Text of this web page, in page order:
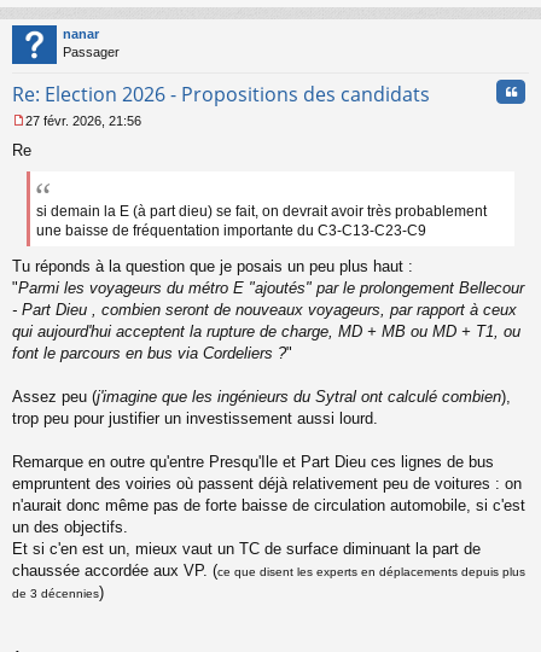
au
nanar
Passager
Re: Election 2026 - Propositions des candidats
e
s
n
o
n
l
u
27 févr. 2026, 21:56
Re
si demain la E (à part dieu) se fait, on devrait avoir très probablement
une baisse de fréquentation importante du C3-C13-C23-C9
Tu réponds à la question que je posais un peu plus haut :
"Parmi les voyageurs du métro E "ajoutés" par le prolongement Bellecour
- Part Dieu , combien seront de nouveaux voyageurs, par rapport à ceux
qui aujourd'hui acceptent la rupture de charge, MD + MB ou MD + T1, ou
font le parcours en bus via Cordeliers ?"
Assez peu (j'imagine que les ingénieurs du Sytral ont calculé combien),
trop peu pour justifier un investissement aussi lourd.
Remarque en outre qu'entre Presqu'Ile et Part Dieu ces lignes de bus
empruntent des voiries où passent déjà relativement peu de voitures : on
n'aurait donc même pas de forte baisse de circulation automobile, si c'est
un des objectifs.
Et si c'en est un, mieux vaut un TC de surface diminuant la part de
chaussée accordée aux VP. (ce que disent les experts en déplacements depuis plus
de 3 décennies)